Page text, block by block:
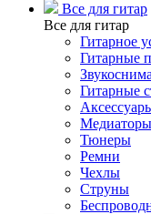
Все для гитар
Все для гитар
Гитарное
Гитарные
Гитарные
Медиаторы
Тюнеры
Ремни
Чехлы
Струны